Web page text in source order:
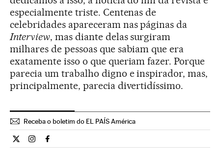
especialmente triste. Centenas de
celebridades apareceram nas páginas da
Interview, mas diante delas surgiram
milhares de pessoas que sabiam que era
exatamente isso o que queriam fazer. Porque
parecia um trabalho digno e inspirador, mas,
principalmente, parecia divertidíssimo.
Receba o boletim do EL PAÍS América
Cultura El País Brasil en Twitter
Cultura El País Brasil en Instagram
Cultura El País Brasil en Facebook